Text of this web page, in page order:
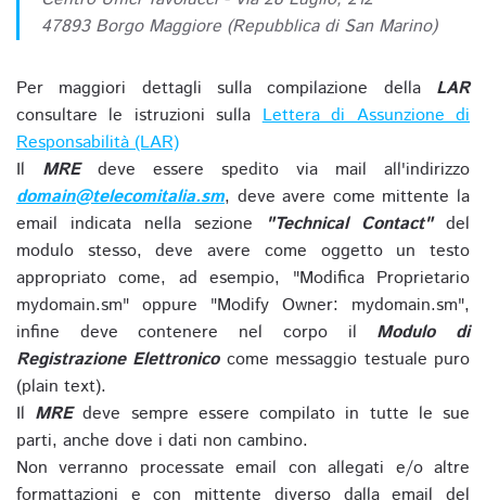
47893 Borgo Maggiore (Repubblica di San Marino)
Per maggiori dettagli sulla compilazione della LAR
consultare le istruzioni sullaLettera di Assunzione di
Responsabilità (LAR)
Il MREdeve essere spedito via mail all'indirizzo
domain@telecomitalia.sm, deve avere come mittente la
email indicata nella sezione
"Technical Contact"del
modulo stesso, deve avere come oggetto un testo
appropriato come, ad esempio, "Modifica Proprietario
mydomain.sm" oppure "Modify Owner: mydomain.sm",
infine deve contenere nel corpo il Modulo di
Registrazione Elettronicocome messaggio testuale puro
(plain text).
Il MREdeve sempre essere compilato in tutte le sue
parti, anche dove i dati non cambino.
Non verranno processate email con allegati e/o altre